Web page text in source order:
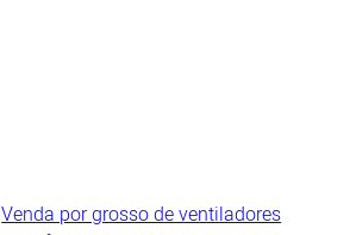
Venda por grosso de ventiladores